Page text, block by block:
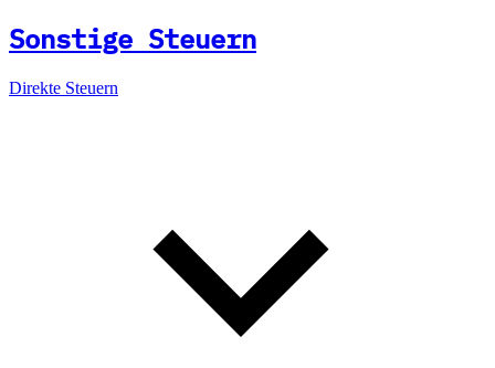
Sonstige Steuern
Direkte Steuern